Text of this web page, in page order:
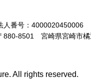
人番号：4000020450006
880-8501 宮崎県宮崎市橘
All rights reserved.